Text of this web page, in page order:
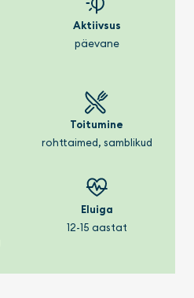
Aktiivsus
päevane
Toitumine
rohttaimed, samblikud
Eluiga
12-15 aastat